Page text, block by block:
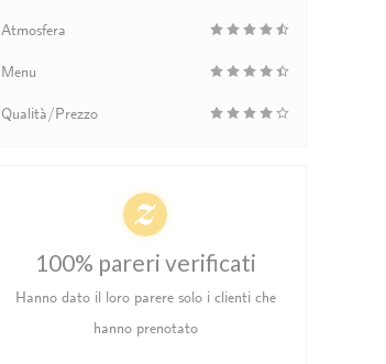
Atmosfera
Menu
Qualità/Prezzo
100% pareri verificati
Hanno dato il loro parere solo i clienti che
hanno prenotato